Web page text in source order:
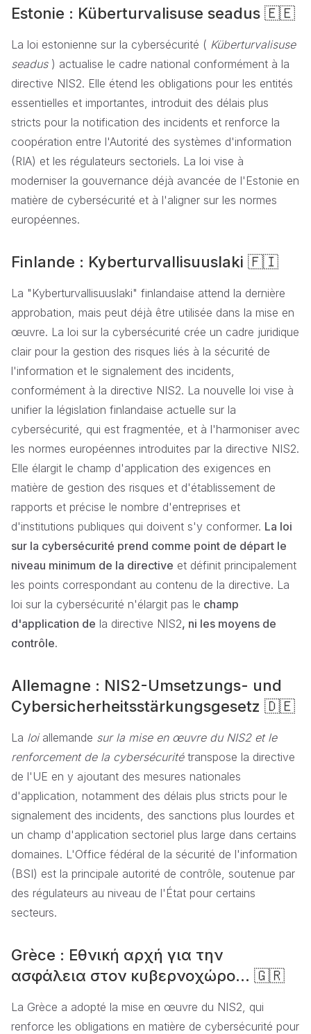
Estonie : Küberturvalisuse seadus 🇪🇪
La loi estonienne sur la cybersécurité ( Küberturvalisuse
seadus) actualise le cadre national conformément à la
directive NIS2. Elle étend les obligations pour les entités
essentielles et importantes, introduit des délais plus
stricts pour la notification des incidents et renforce la
coopération entre l'Autorité des systèmes d'information
(RIA) et les régulateurs sectoriels. La loi vise à
moderniser la gouvernance déjà avancée de l'Estonie en
matière de cybersécurité et à l'aligner sur les normes
européennes.
Finlande : Kyberturvallisuuslaki 🇫🇮
La "Kyberturvallisuuslaki" finlandaise attend la dernière
approbation, mais peut déjà être utilisée dans la mise en
œuvre. La loi sur la cybersécurité crée un cadre juridique
clair pour la gestion des risques liés à la sécurité de
l'information et le signalement des incidents,
conformément à la directive NIS2. La nouvelle loi vise à
unifier la législation finlandaise actuelle sur la
cybersécurité, qui est fragmentée, et à l'harmoniser avec
les normes européennes introduites par la directive NIS2.
Elle élargit le champ d'application des exigences en
matière de gestion des risques et d'établissement de
rapports et précise le nombre d'entreprises et
d'institutions publiques qui doivent s'y conformer. La loi
sur la cybersécurité prend comme point de départ le
niveau minimum de la directive et définit principalement
les points correspondant au contenu de la directive. La
loi sur la cybersécurité n'élargit pas le champ
d'application de la directive NIS2, ni les moyens de
contrôle.
Allemagne : NIS2-Umsetzungs- und
Cybersicherheitsstärkungsgesetz 🇩🇪
La loiallemande sur la mise en œuvre du NIS2 et le
renforcement de la cybersécuritétranspose la directive
de l'UE en y ajoutant des mesures nationales
d'application, notamment des délais plus stricts pour le
signalement des incidents, des sanctions plus lourdes et
un champ d'application sectoriel plus large dans certains
domaines. L'Office fédéral de la sécurité de l'information
(BSI) est la principale autorité de contrôle, soutenue par
des régulateurs au niveau de l'État pour certains
secteurs.
Grèce : Εθνική αρχή για την
ασφάλεια στον κυβερνοχώρο... 🇬🇷
La Grèce a adopté la mise en œuvre du NIS2, qui
renforce les obligations en matière de cybersécurité pour